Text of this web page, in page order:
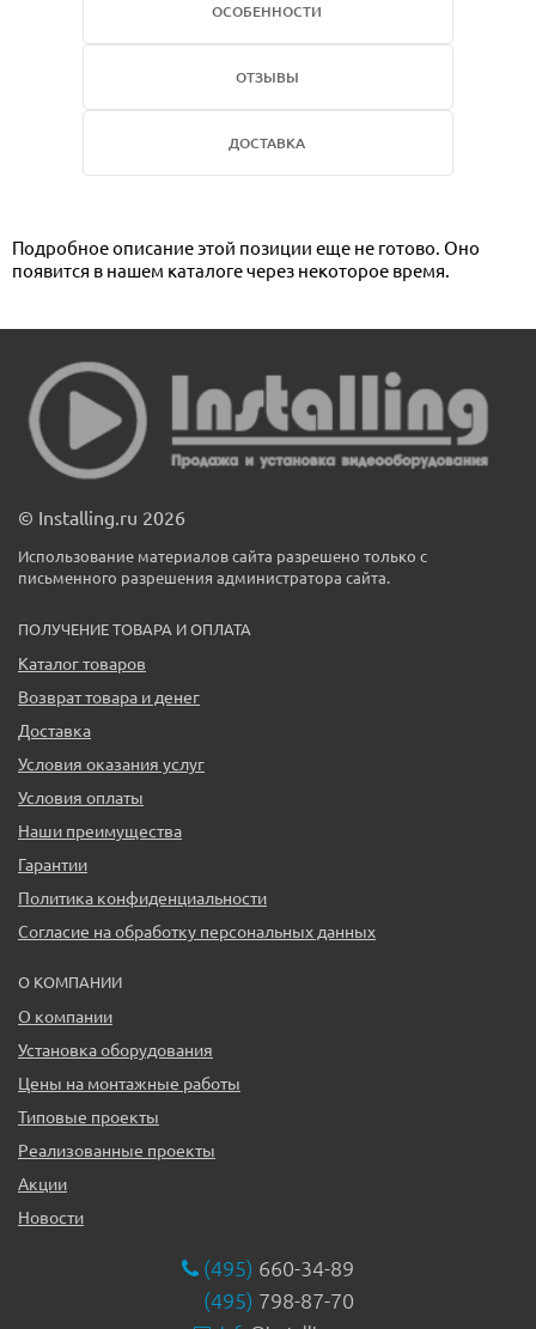
ОСОБЕННОСТИ
ОТЗЫВЫ
ДОСТАВКА
Подробное описание этой позиции еще не готово. Оно
появится в нашем каталоге через некоторое время.
© Installing.ru 2026
Использование материалов сайта разрешено только с
письменного разрешения администратора сайта.
ПОЛУЧЕНИЕ ТОВАРА И ОПЛАТА
Каталог товаров
Возврат товара и денег
Доставка
Условия оказания услуг
Условия оплаты
Наши преимущества
Гарантии
Политика конфиденциальности
Согласие на обработку персональных данных
О КОМПАНИИ
О компании
Установка оборудования
Цены на монтажные работы
Типовые проекты
Реализованные проекты
Акции
Новости
(495) 660-34-89
(495) 798-87-70